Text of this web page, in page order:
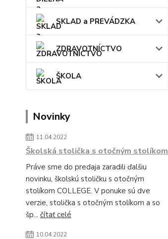
SKLAD a PREVÁDZKA
ZDRAVOTNÍCTVO
ŠKOLA
Novinky
11.04.2022
Školská stolička s otočným stolíkom
Práve sme do predaja zaradili ďalšiu
novinku, školskú stoličku s otočným
stolíkom COLLEGE. V ponuke sú dve
verzie, stolička s otočným stolíkom a so
šp... čítať celé
10.04.2022